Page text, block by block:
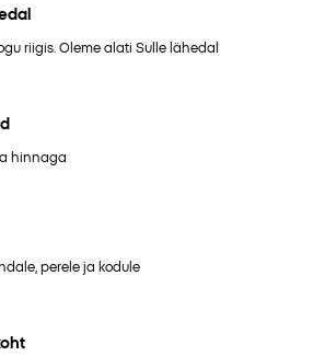
riigis. Oleme alati Sulle lähedal
hinnaga
perele ja kodule